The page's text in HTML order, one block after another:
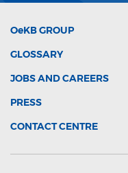
OeKBGROUP
GLOSSARY
JOBS AND CAREERS
PRESS
CONTACT CENTRE